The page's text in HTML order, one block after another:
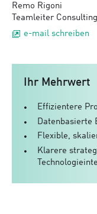
Remo Rigoni
Teamleiter
e-mail schreiben
Ihr Mehrwert
Effizientere
Datenbasierte
Flexible,
Klarere